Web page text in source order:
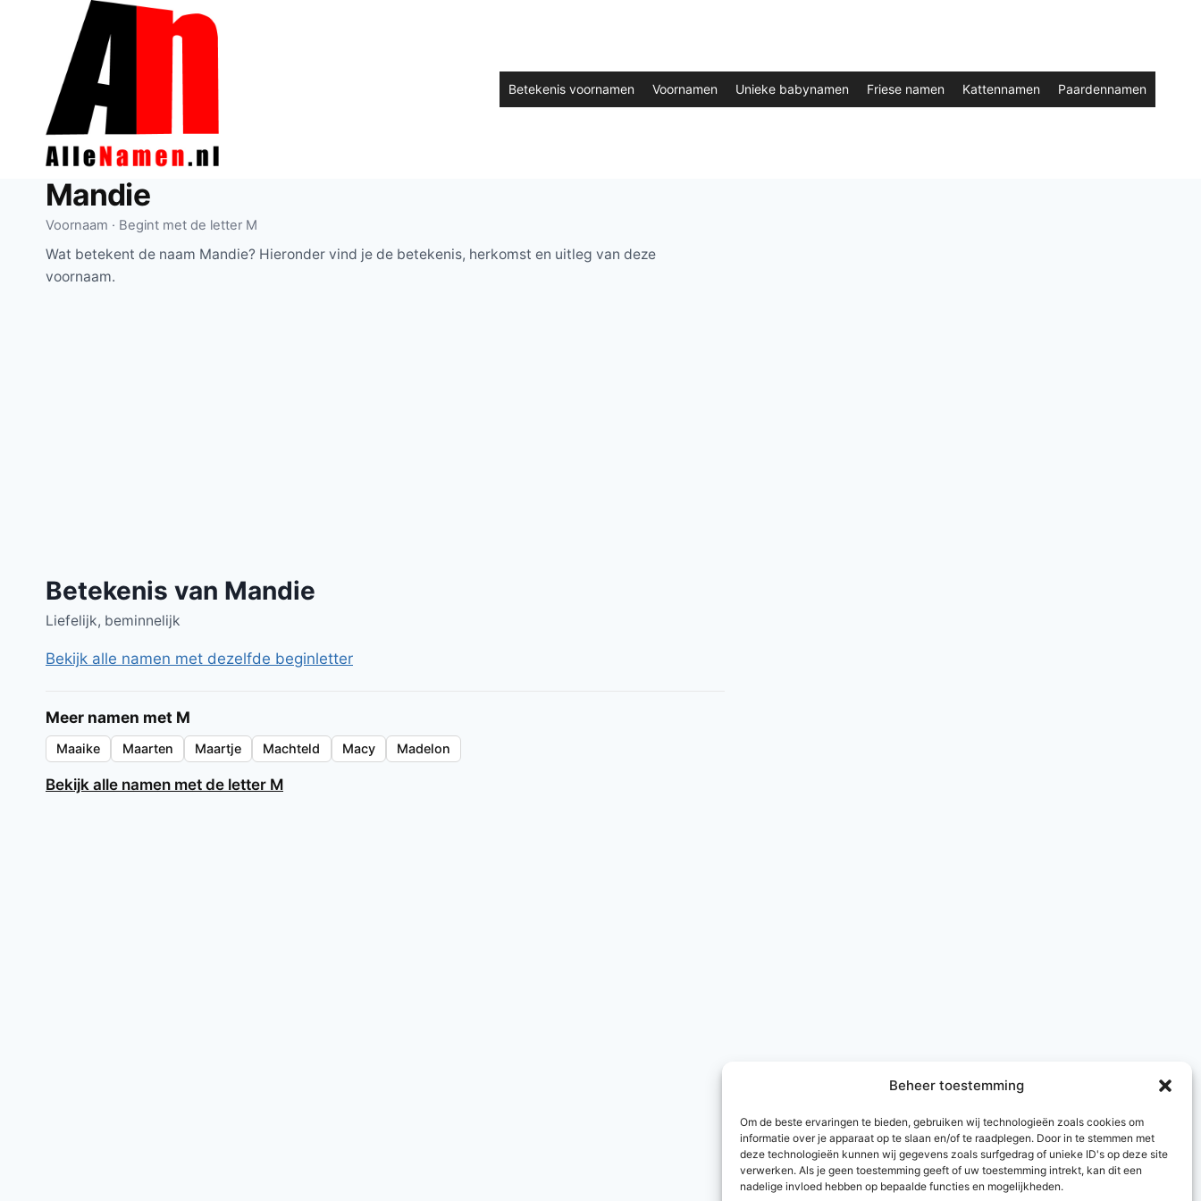
Beheer toestemming
Om de beste ervaringen te bieden, gebruiken wij technologieën zoals cookies om
informatie over je apparaat op te slaan en/of te raadplegen. Door in te stemmen met
deze technologieën kunnen wij gegevens zoals surfgedrag of unieke ID's op deze site
verwerken. Als je geen toestemming geeft of uw toestemming intrekt, kan dit een
nadelige invloed hebben op bepaalde functies en mogelijkheden.
Betekenis voornamen Voornamen Unieke babynamen Friese namen Kattennamen Paardennamen
Mandie
Voornaam · Begint met de letter M
Wat betekent de naam Mandie? Hieronder vind je de betekenis, herkomst en uitleg van deze
voornaam.
Betekenis van Mandie
Liefelijk, beminnelijk
Bekijk alle namen met dezelfde beginletter
Meer namen met M
Maaike Maarten Maartje Machteld Macy Madelon
Bekijk alle namen met de letter M